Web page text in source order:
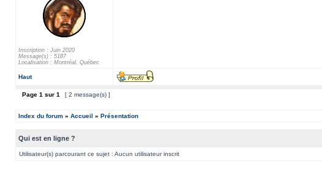
Inscription : Juin 2020
Message(s) : 5187
Localisation : Montréal, Québec
Haut
Page 1 sur 1 [ 2 message(s) ]
Index du forum » Accueil » Présentation
Qui est en ligne ?
Utilisateur(s) parcourant ce sujet : Aucun utilisateur inscrit